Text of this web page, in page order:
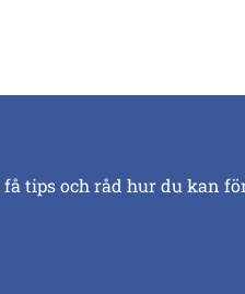
tips och råd hur du kan